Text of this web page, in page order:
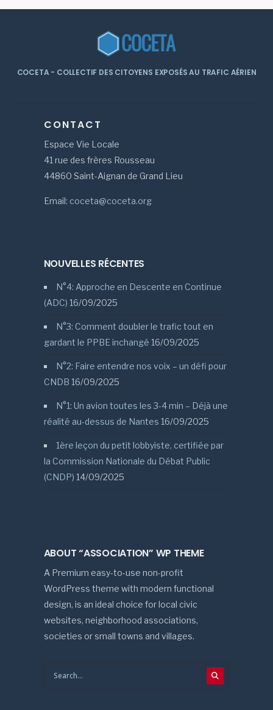
COCETA - COLLECTIF DES CITOYENS EXPOSÉS AU TRAFIC AÉRIEN
CONTACT
Espace Vie Locale
41 rue des frères Rousseau
44860 Saint-Aignan de Grand Lieu
Email: coceta@coceta.org
NOUVELLES RÉCENTES
N°4: Approche en Descente en Continue
(ADC) 16/09/2025
N°3: Comment doubler le trafic tout en
gardant le PPBE inchangé 16/09/2025
N°2: Faire entendre nos voix – un défi pour
CNDB 16/09/2025
N°1: Un avion toutes les 3-4 min – Déjà une
réalité au-dessus de Nantes 16/09/2025
1ère leçon du petit lobbyiste, certifiée par
la Commission Nationale du Débat Public
(CNDP) 14/09/2025
ABOUT “ASSOCIATION” WP THEME
A Premium easy-to-use non-profit
WordPress theme with modern functional
design, is an ideal choice for local civic
websites, neighborhood associations,
societies or small towns and villages.